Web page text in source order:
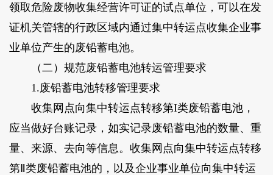
领取危险废物收集经营许可证的试点单位，可以在发
证机关管辖的行政区域内通过集中转运点收集企业事
业单位产生的废铅蓄电池。
（二）规范废铅蓄电池转运管理要求
1.废铅蓄电池转移管理要求
收集网点向集中转运点转移第I类废铅蓄电池，
应当做好台账记录，如实记录废铅蓄电池的数量、重
量、来源、去向等信息。收集网点向集中转运点转移
第Ⅱ类废铅蓄电池的，以及企业事业单位向集中转运